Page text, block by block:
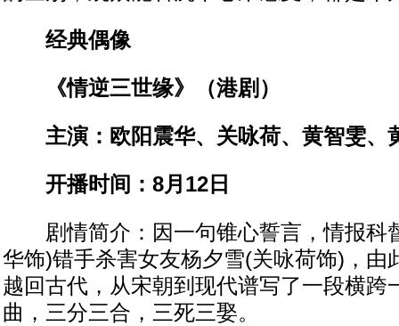
经典偶像
《情逆三世缘》（港剧）
主演：欧阳震华、关咏荷、黄智雯、
开播时间：8月12日
剧情简介：因一句锥心誓言，情报科
华饰)错手杀害女友杨夕雪(关咏荷饰)，由
越回古代，从宋朝到现代谱写了一段横跨
曲，三分三合，三死三娶。